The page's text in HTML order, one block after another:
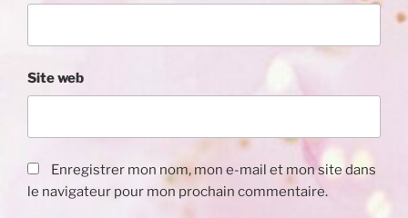
Site web
Enregistrer mon nom, mon e-mail et mon site dans
le navigateur pour mon prochain commentaire.